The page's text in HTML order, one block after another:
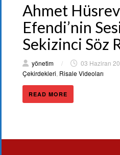
Ahmet
Efendi’nin
Sekizinci Söz
yönetim / 03 Haziran
Çekirdekleri Risale Videoları
READ MORE